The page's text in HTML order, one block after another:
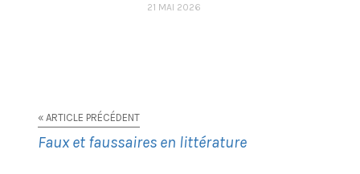
21 MAI 2026
« ARTICLE PRÉCÉDENT
Faux et faussaires en littérature